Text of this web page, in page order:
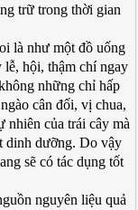
trữ trong thời gian
là như một đồ uống
lễ, hội, thậm chí ngay
những chỉ hấp
cân đối, vị chua,
nhiên của trái cây mà
dinh dưỡng. Do vậy
sẽ có tác dụng tốt
nguyên liệu quả